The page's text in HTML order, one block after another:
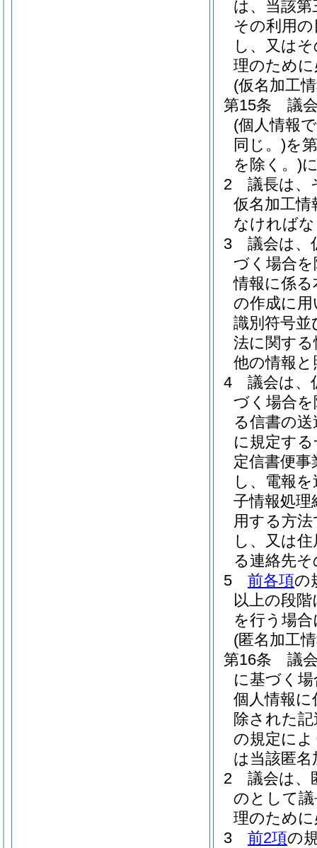
は、当該
その利用
し、又は
理のため
(仮名加工
第15条
議
(個人情報
同じ。)を
を除く。)
2
議長は、
仮名加工
なければ
3
議会は、
づく場合
情報に係
の作成に
識別符号
法に関す
他の情報
4
議会は、
づく場合
る信書の
に規定す
定信書便
し、電報
子情報処
用する方
し、又は
る連絡先
5
前各項の
以上の段
を行う場
(匿名加工
第16条
議
に基づく
個人情報
除された
の規定に
は当該匿
2
議会は、
のとして
理のため
3
前2項の